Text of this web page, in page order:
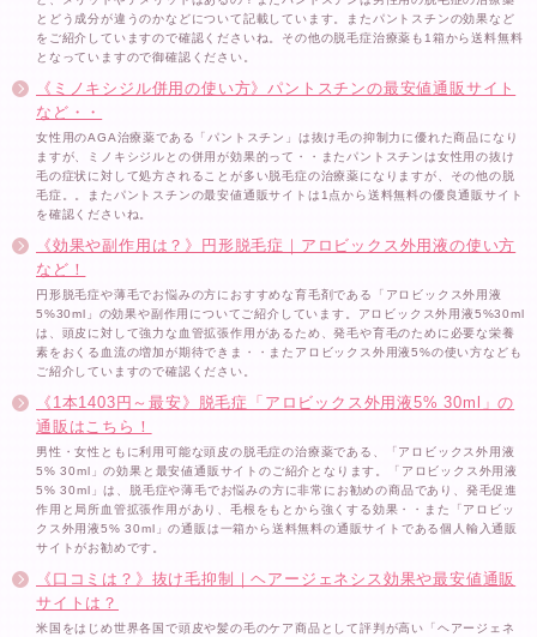
とどう成分が違うのかなどについて記載しています。またパントスチンの効果など
をご紹介していますので確認くださいね。その他の脱毛症治療薬も1箱から送料無料
となっていますので御確認ください。
《ミノキシジル併用の使い方》パントスチンの最安値通販サイト
など・・
女性用のAGA治療薬である「パントスチン」は抜け毛の抑制力に優れた商品になり
ますが、ミノキシジルとの併用が効果的って・・またパントスチンは女性用の抜け
毛の症状に対して処方されることが多い脱毛症の治療薬になりますが、その他の脱
毛症。。またパントスチンの最安値通販サイトは1点から送料無料の優良通販サイト
を確認くださいね。
《効果や副作用は？》円形脱毛症｜アロビックス外用液の使い方
など！
円形脱毛症や薄毛でお悩みの方におすすめな育毛剤である「アロビックス外用液
5%30ml」の効果や副作用についてご紹介しています。アロビックス外用液5%30ml
は、頭皮に対して強力な血管拡張作用があるため、発毛や育毛のために必要な栄養
素をおくる血流の増加が期待できま・・またアロビックス外用液5%の使い方なども
ご紹介していますので確認ください。
《1本1403円～最安》脱毛症「アロビックス外用液5% 30ml」の
通販はこちら！
男性・女性ともに利用可能な頭皮の脱毛症の治療薬である、「アロビックス外用液
5% 30ml」の効果と最安値通販サイトのご紹介となります。「アロビックス外用液
5% 30ml」は、脱毛症や薄毛でお悩みの方に非常にお勧めの商品であり、発毛促進
作用と局所血管拡張作用があり、毛根をもとから強くする効果・・また「アロビッ
クス外用液5% 30ml」の通販は一箱から送料無料の通販サイトである個人輸入通販
サイトがお勧めです。
《口コミは？》抜け毛抑制｜ヘアージェネシス効果や最安値通販
サイトは？
米国をはじめ世界各国で頭皮や髪の毛のケア商品として評判が高い「ヘアージェネ